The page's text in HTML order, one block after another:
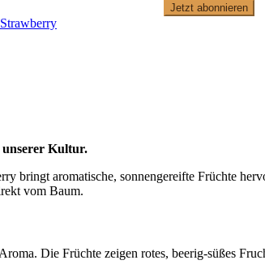
Jetzt abonnieren
unserer Kultur.
bringt aromatische, sonnengereifte Früchte
vom Baum.
Die Früchte zeigen rotes, beerig-süßes